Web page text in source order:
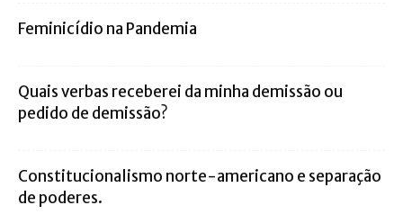
Feminicídio na Pandemia
Quais verbas receberei da minha demissão ou
pedido de demissão?
Constitucionalismo norte-americano e separação
de poderes.